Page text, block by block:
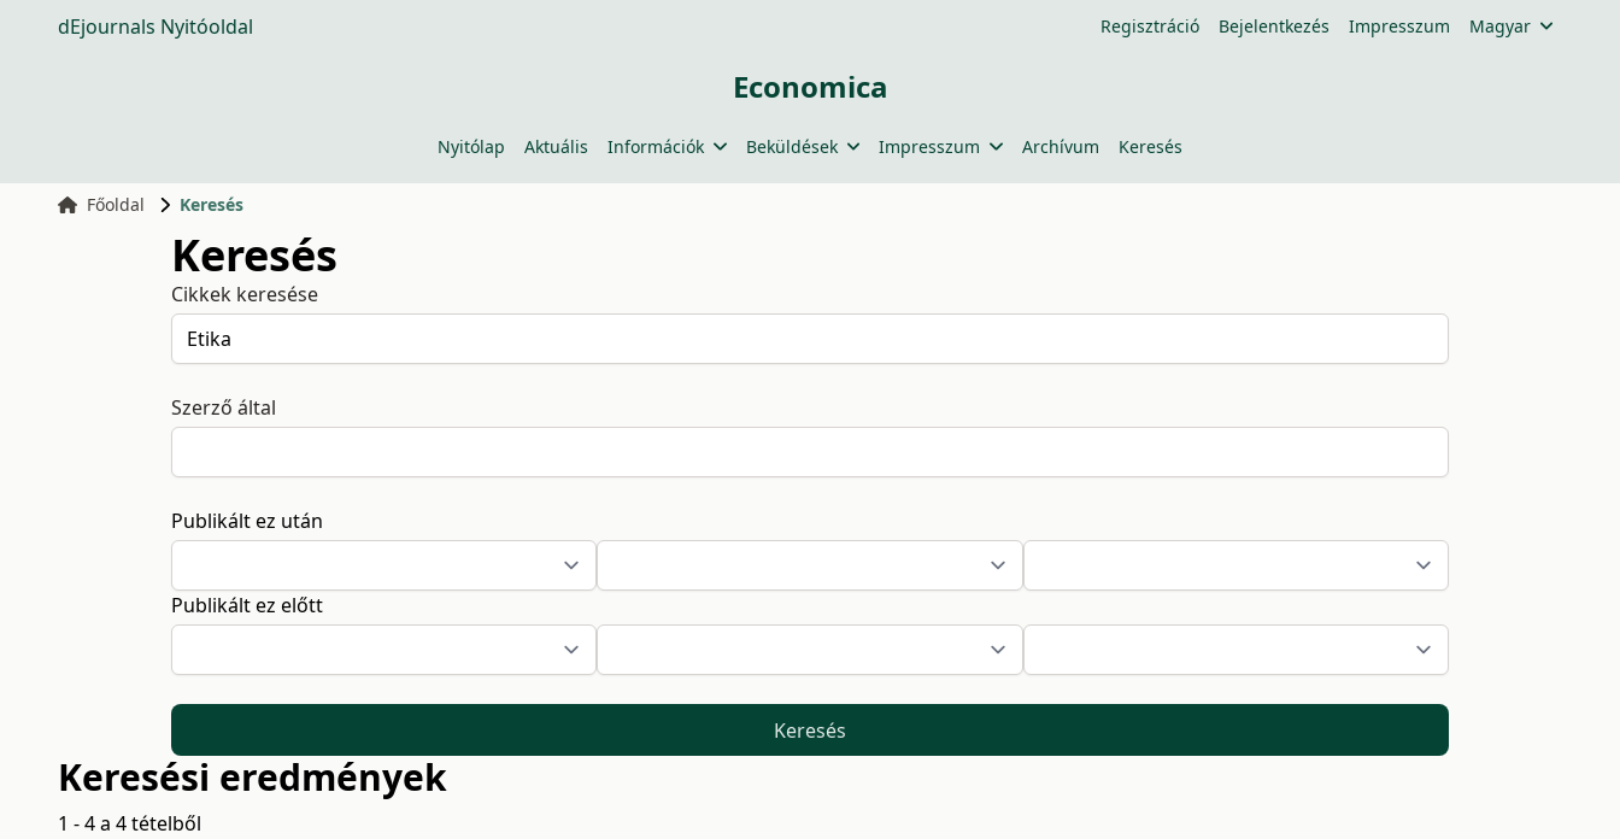
dEjournals Nyitóoldal Regisztráció Bejelentkezés Impresszum Magyar
Economica
Nyitólap Aktuális Információk Beküldések Impresszum Archívum Keresés
Főoldal Keresés
Keresés
Cikkek keresése
Szerző által
Publikált ez után
Publikált ez előtt
Keresés
Keresési eredmények
1 - 4 a 4 tételből